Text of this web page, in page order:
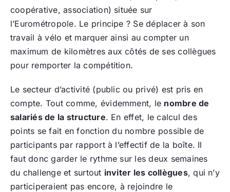
coopérative, association) située sur
l’Eurométropole. Le principe ? Se déplacer à son
travail à vélo et marquer ainsi au compter un
maximum de kilomètres aux côtés de ses collègues
pour remporter la compétition.
Le secteur d’activité (public ou privé) est pris en
compte. Tout comme, évidemment, le nombre de
salariés de la structure. En effet, le calcul des
points se fait en fonction du nombre possible de
participants par rapport à l’effectif de la boîte. Il
faut donc garder le rythme sur les deux semaines
du challenge et surtout inviter les collègues, qui n’y
participeraient pas encore, à rejoindre le